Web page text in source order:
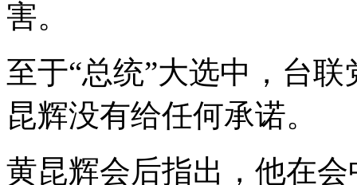
害。
至于“总统”大选中，台
昆辉没有给任何承诺。
黄昆辉会后指出，他在